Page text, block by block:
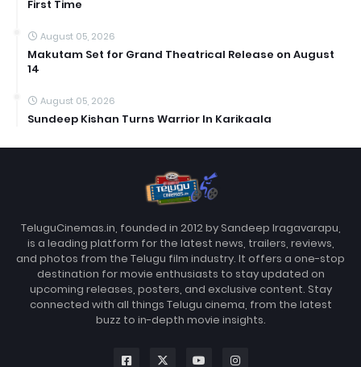
First Time
August 05, 2026
Makutam Set for Grand Theatrical Release on August
14
August 05, 2026
Sundeep Kishan Turns Warrior In Karikaala
TeluguCinemas.in, founded in 2012 by Sandeep Iragavarapu,
is a leading platform for the latest news, trailers, reviews,
and photos from the Telugu film industry. It offers a one-stop
destination for movie enthusiasts to stay updated on
upcoming releases, posters, and exclusive content. Stay
connected with all things Telugu cinema, from the latest
buzz to in-depth movie insights.